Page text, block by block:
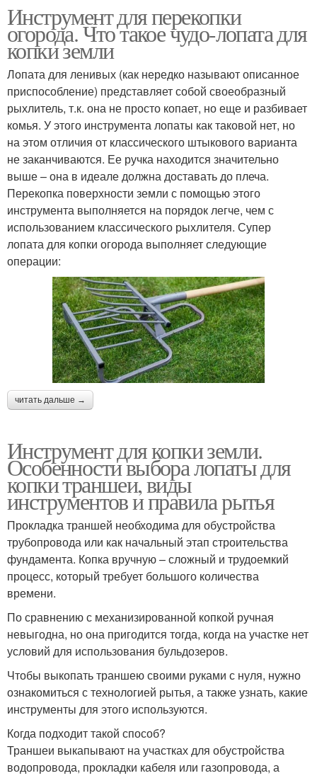
Инструмент для перекопки
огорода. Что такое чудо-лопата для
копки земли
Лопата для ленивых (как нередко называют описанное
приспособление) представляет собой своеобразный
рыхлитель, т.к. она не просто копает, но еще и разбивает
комья. У этого инструмента лопаты как таковой нет, но
на этом отличия от классического штыкового варианта
не заканчиваются. Ее ручка находится значительно
выше – она в идеале должна доставать до плеча.
Перекопка поверхности земли с помощью этого
инструмента выполняется на порядок легче, чем с
использованием классического рыхлителя. Супер
лопата для копки огорода выполняет следующие
операции:
читать дальше →
Инструмент для копки земли.
Особенности выбора лопаты для
копки траншеи, виды
инструментов и правила рытья
Прокладка траншей необходима для обустройства
трубопровода или как начальный этап строительства
фундамента. Копка вручную – сложный и трудоемкий
процесс, который требует большого количества
времени.
По сравнению с механизированной копкой ручная
невыгодна, но она пригодится тогда, когда на участке нет
условий для использования бульдозеров.
Чтобы выкопать траншею своими руками с нуля, нужно
ознакомиться с технологией рытья, а также узнать, какие
инструменты для этого используются.
Когда подходит такой способ?
Траншеи выкапывают на участках для обустройства
водопровода, прокладки кабеля или газопровода, а